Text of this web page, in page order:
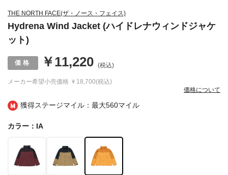
獲得ステージマイル：最大560マイル
THE NORTH FACE(ザ・ノース・フェイス)
Hydrena Wind Jacket (ハイドレナウィンドジャケ
ット)
メーカー希望小売価格 ￥18,700(税込)
￥11,220 (税込)
価格について
カラー：IA